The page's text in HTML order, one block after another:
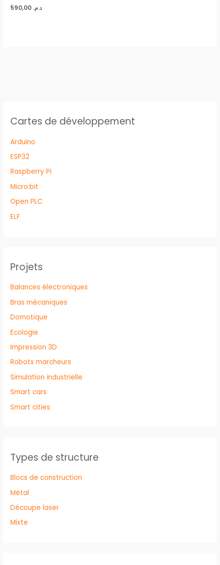
Cartes de développement
Arduino
ESP32
Raspberry Pi
Micro:bit
Open PLC
ELF
Projets
Balances électroniques
Bras mécaniques
Domotique
Ecologie
Impression 3D
Robots marcheurs
Simulation industrielle
Smart cars
Smart cities
Types de structure
Blocs de construction
Métal
Découpe laser
Mixte
د.م.